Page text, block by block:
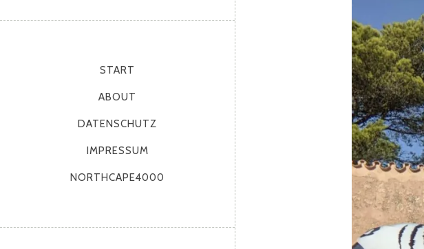
START
ABOUT
DATENSCHUTZ
IMPRESSUM
NORTHCAPE4000